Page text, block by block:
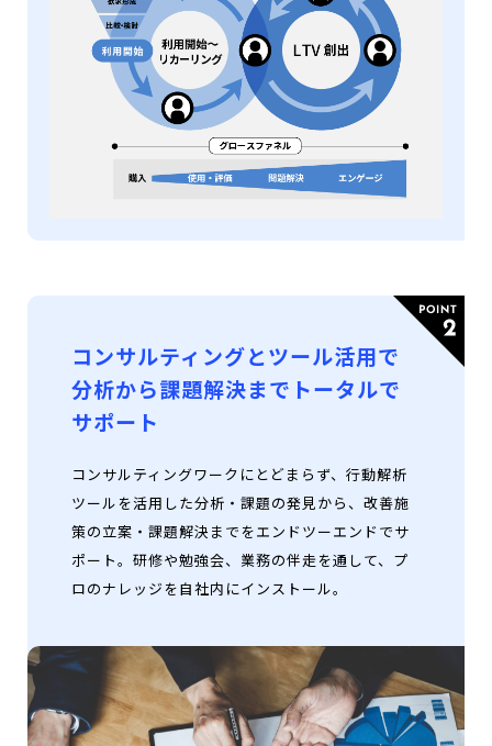
コンサルティングとツール活用で
分析から課題解決までトータルで
サポート
コンサルティングワークにとどまらず、行動解析
ツールを活用した分析・課題の発見から、改善施
策の立案・課題解決までをエンドツーエンドでサ
ポート。研修や勉強会、業務の伴走を通して、プ
ロのナレッジを自社内にインストール。